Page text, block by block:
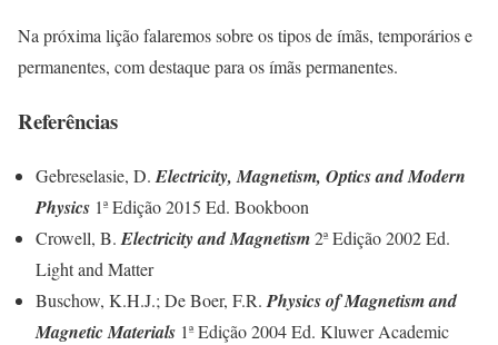
Na próxima lição falaremos sobre os tipos de ímãs, temporários e
permanentes, com destaque para os ímãs permanentes.
Referências
Gebreselasie, D. Electricity, Magnetism, Optics and Modern
Physics 1ª Edição 2015 Ed. Bookboon
Crowell, B. Electricity and Magnetism2ª Edição 2002 Ed.
Light and Matter
Buschow, K.H.J.; De Boer, F.R. Physics of Magnetism and
Magnetic Materials 1ª Edição 2004 Ed. Kluwer Academic